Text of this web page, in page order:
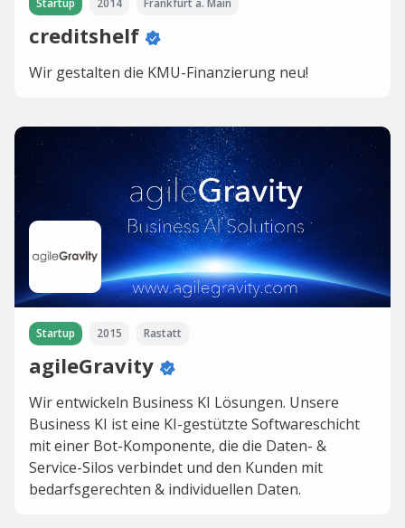
Startup 2014 Frankfurt a. Main
creditshelf
Wir gestalten die KMU-Finanzierung neu!
Startup 2015 Rastatt
agileGravity
Wir entwickeln Business KI Lösungen. Unsere
Business KI ist eine KI-gestützte Softwareschicht
mit einer Bot-Komponente, die die Daten- &
Service-Silos verbindet und den Kunden mit
bedarfsgerechten & individuellen Daten.